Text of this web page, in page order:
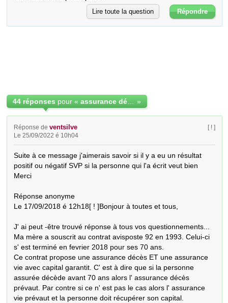
Répondre
Lire toute la question
44 réponses pour « »
Réponse deventsilve
Le 25/09/2022 é 10h04
[ ! ]
Suite à ce message j'aimerais savoir si il y a eu un résultat
positif ou négatif SVP si la personne qui l'a écrit veut bien
Merci
Réponse anonyme
Le 17/09/2018 é 12h18[ ! ]Bonjour à toutes et tous,
J' ai peut -être trouvé réponse à tous vos questionnements...
Ma mère a souscrit au contrat avisposte 92 en 1993. Celui-ci
s' est terminé en fevrier 2018 pour ses 70 ans.
Ce contrat propose une assurance décès ET une assurance
vie avec capital garantit. C' est à dire que si la personne
assurée décède avant 70 ans alors l' assurance décès
prévaut. Par contre si ce n' est pas le cas alors l' assurance
vie prévaut et la personne doit récupérer son capital.